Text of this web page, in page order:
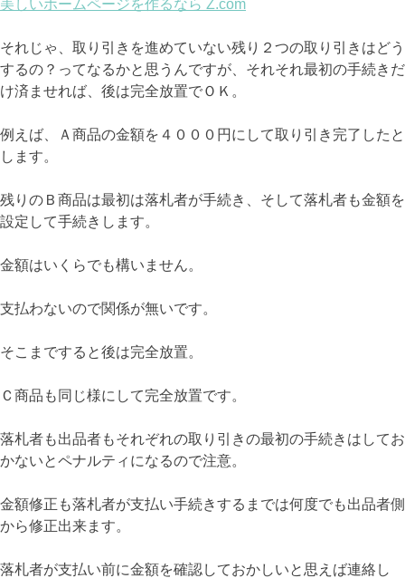
美しいホームページを作るなら Z.com
それじゃ、取り引きを進めていない残り２つの取り引きはどう
するの？ってなるかと思うんですが、それそれ最初の手続きだ
け済ませれば、後は完全放置でＯＫ。
例えば、Ａ商品の金額を４０００円にして取り引き完了したと
します。
残りのＢ商品は最初は落札者が手続き、そして落札者も金額を
設定して手続きします。
金額はいくらでも構いません。
支払わないので関係が無いです。
そこまですると後は完全放置。
Ｃ商品も同じ様にして完全放置です。
落札者も出品者もそれぞれの取り引きの最初の手続きはしてお
かないとペナルティになるので注意。
金額修正も落札者が支払い手続きするまでは何度でも出品者側
から修正出来ます。
落札者が支払い前に金額を確認しておかしいと思えば連絡し